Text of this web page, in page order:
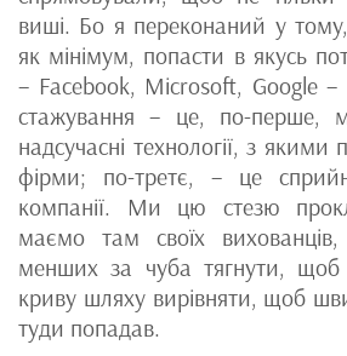
виші. Бо я переконаний у
як мінімум, попасти в якусь
– Facebook, Microsoft, Google
стажування – це, по-перше,
надсучасні технології, з
фірми; по-третє, – це
компанії. Ми цю стезю
маємо там своїх вихованців,
менших за чуба тягнути, щоб
криву шляху вирівняти, щоб
туди попадав.